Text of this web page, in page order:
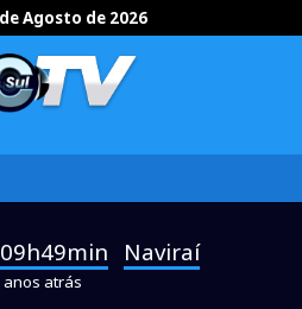
Agosto de 2026
Naviraí
anos atrás